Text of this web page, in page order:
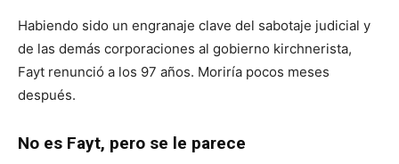
Habiendo sido un engranaje clave del sabotaje judicial y
de las demás corporaciones al gobierno kirchnerista,
Fayt renunció a los 97 años. Moriría pocos meses
después.
No es Fayt, pero se le parece